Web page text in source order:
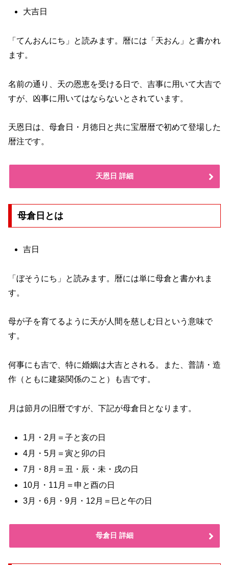
大吉日
「てんおんにち」と読みます。暦には「天おん」と書かれ
ます。
名前の通り、天の恩恵を受ける日で、吉事に用いて大吉で
すが、凶事に用いてはならないとされています。
天恩日は、母倉日・月徳日と共に宝暦暦で初めて登場した
暦注です。
天恩日 詳細
母倉日とは
吉日
「ぼそうにち」と読みます。暦には単に母倉と書かれま
す。
母が子を育てるように天が人間を慈しむ日という意味で
す。
何事にも吉で、特に婚姻は大吉とされる。また、普請・造
作（ともに建築関係のこと）も吉です。
月は節月の旧暦ですが、下記が母倉日となります。
1月・2月＝子と亥の日
4月・5月＝寅と卯の日
7月・8月＝丑・辰・未・戌の日
10月・11月＝申と酉の日
3月・6月・9月・12月＝巳と午の日
母倉日 詳細